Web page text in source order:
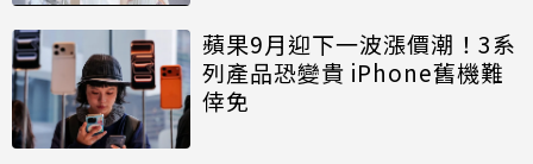
蘋果9月迎下一波漲價潮！3系
列產品恐變貴 iPhone舊機難
倖免